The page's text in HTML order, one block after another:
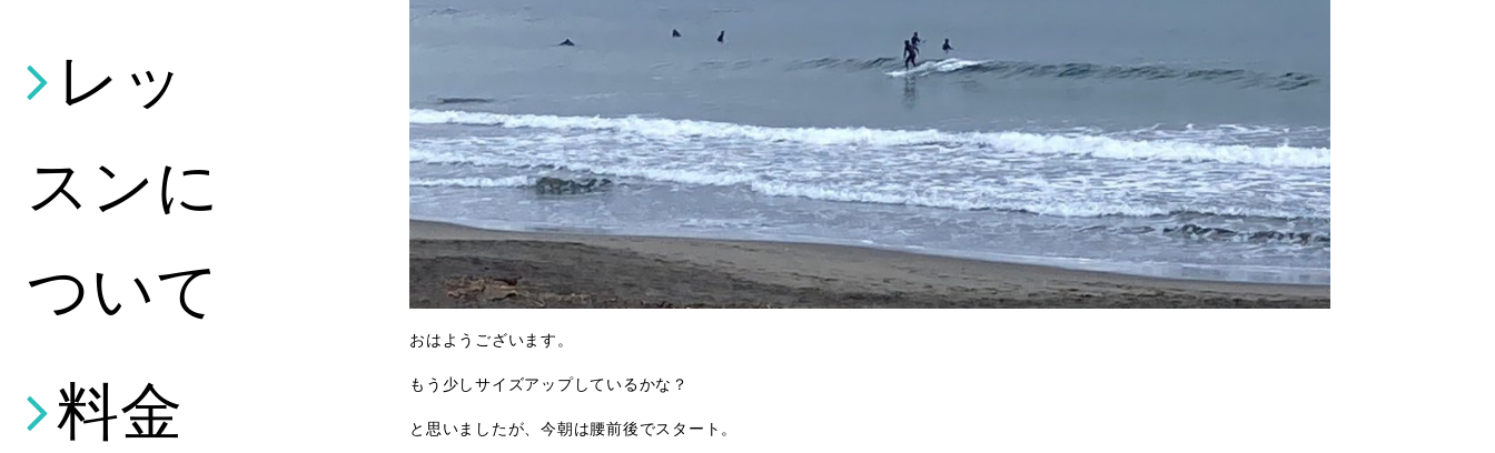
レッ
スンに
ついて
料金
おはようございます。
もう少しサイズアップしているかな？
と思いましたが、今朝は腰前後でスタート。